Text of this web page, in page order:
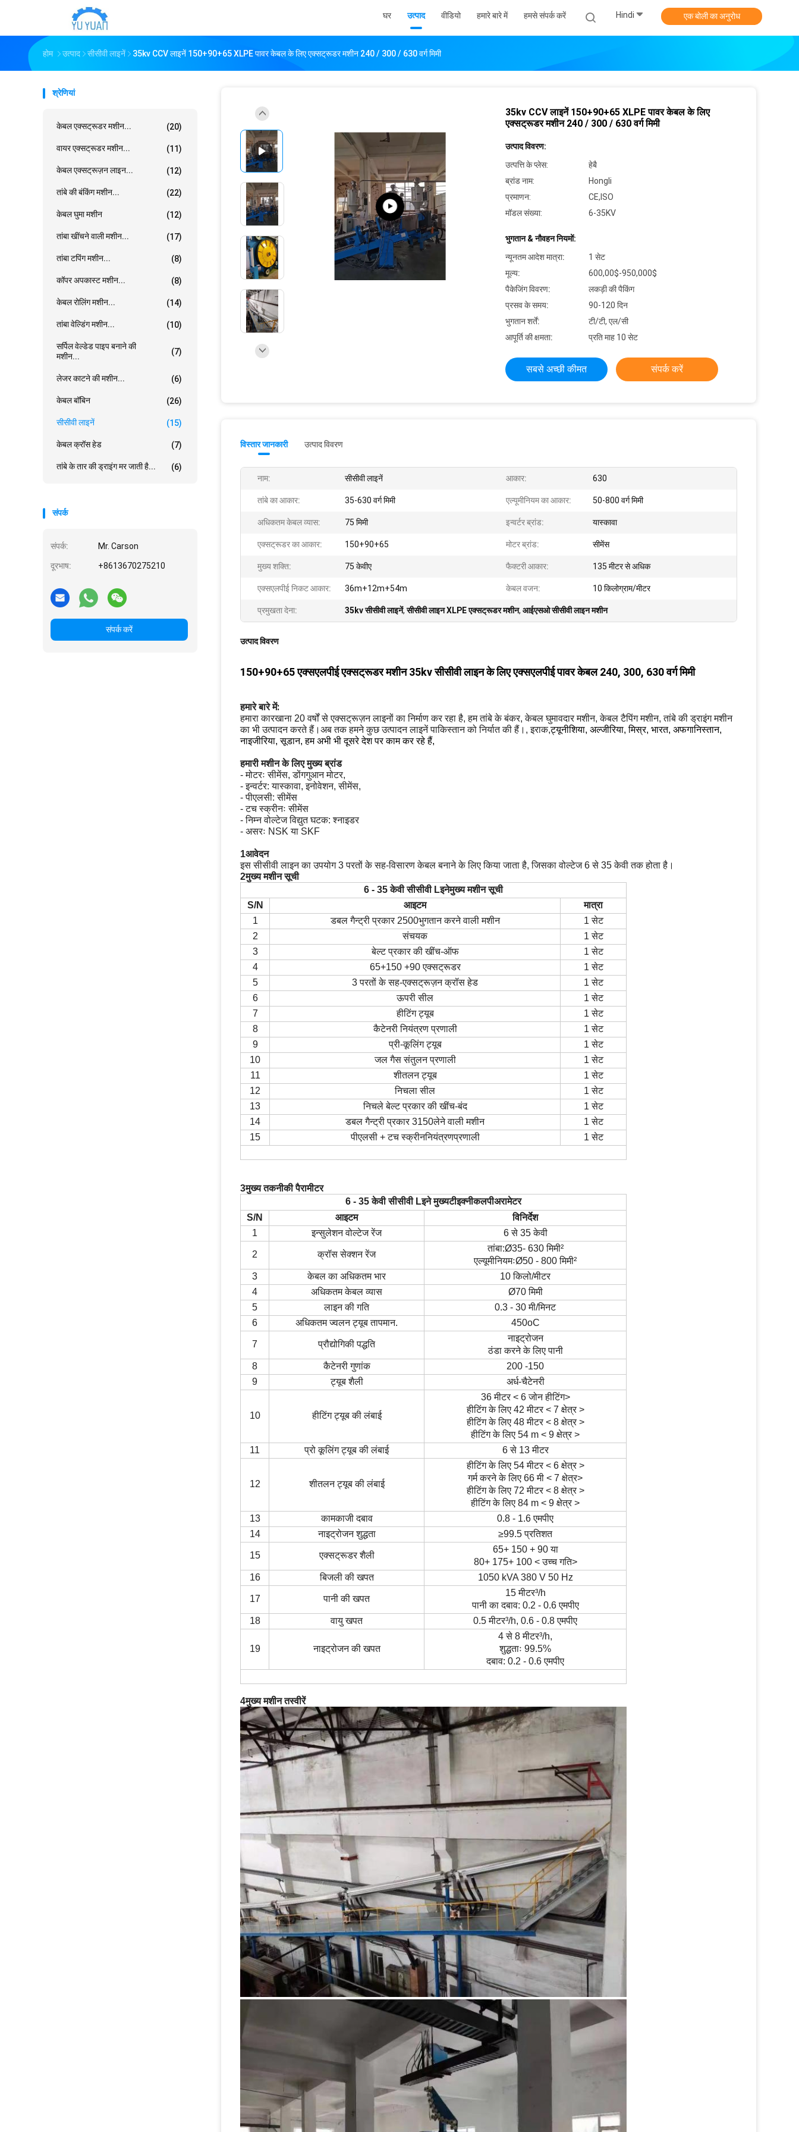
घर उत्पाद वीडियो हमारे बारे में हमसे संपर्क करें Hindi एक बोली का अनुरोध
होम उत्पाद सीसीवी लाइनें 35kv CCV लाइनें 150+90+65 XLPE पावर केबल के लिए एक्सट्रूडर मशीन 240 / 300 / 630 वर्ग मिमी
श्रेणियां
केबल एक्सट्रूडर मशीन... (20)
वायर एक्सट्रूडर मशीन... (11)
केबल एक्सट्रूज़न लाइन... (12)
तांबे की बंकिंग मशीन... (22)
केबल घुमा मशीन (12)
तांबा खींचने वाली मशीन... (17)
तांबा टपिंग मशीन... (8)
कॉपर अपकास्ट मशीन... (8)
केबल रोलिंग मशीन... (14)
तांबा वेल्डिंग मशीन... (10)
सर्पिल वेल्डेड पाइप बनाने की
मशीन...
(7)
लेजर काटने की मशीन... (6)
केबल बॉबिन (26)
सीसीवी लाइनें (15)
केबल क्रॉस हेड (7)
तांबे के तार की ड्राइंग मर जाती है... (6)
संपर्क
संपर्क: Mr. Carson
दूरभाष: +8613670275210
संपर्क करें
35kv CCV लाइनें 150+90+65 XLPE पावर केबल के लिए
एक्सट्रूडर मशीन 240 / 300 / 630 वर्ग मिमी
उत्पाद विवरण:
उत्पत्ति के प्लेस:
हेबै
ब्रांड नाम:
Hongli
प्रमाणन:
CE,ISO
मॉडल संख्या:
6-35KV
भुगतान & नौवहन नियमों:
न्यूनतम आदेश मात्रा:
1 सेट
मूल्य:
600,00$-950,000$
पैकेजिंग विवरण:
लकड़ी की पैकिंग
प्रसव के समय:
90-120 दिन
भुगतान शर्तें:
टी/टी, एल/सी
आपूर्ति की क्षमता:
प्रति माह 10 सेट
सबसे अच्छी कीमत संपर्क करें
विस्तार जानकारी उत्पाद विवरण
नाम: सीसीवी लाइनें आकार: 630
तांबे का आकार: 35-630 वर्ग मिमी एल्यूमीनियम का आकार: 50-800 वर्ग मिमी
अधिकतम केबल व्यास: 75 मिमी इन्वर्टर ब्रांड: यास्कावा
एक्सट्रूडर का आकार: 150+90+65 मोटर ब्रांड: सीमेंस
मुख्य शक्ति: 75 केवीए फैक्टरी आकार: 135 मीटर से अधिक
एक्सएलपीई निकट आकार: 36m+12m+54m केबल वजन: 10 किलोग्राम/मीटर
प्रमुखता देना: 35kv सीसीवी लाइनें,सीसीवी लाइन XLPE एक्सट्रूडर मशीन, आईएसओ सीसीवी लाइन मशीन
उत्पाद विवरण
150+90+65 एक्सएलपीई एक्सट्रूडर मशीन 35kv सीसीवी लाइन के लिए एक्सएलपीई पावर केबल 240, 300, 630 वर्ग मिमी
हमारे बारे में:
हमारा कारखाना 20 वर्षों से एक्सट्रूज़न लाइनों का निर्माण कर रहा है, हम तांबे के बंकर, केबल घुमावदार मशीन, केबल टैपिंग मशीन, तांबे की ड्राइंग मशीन
का भी उत्पादन करते हैं।अब तक हमने कुछ उत्पादन लाइनें पाकिस्तान को निर्यात की हैं।, इराक,ट्यूनीशिया, अल्जीरिया, मिस्र, भारत, अफगानिस्तान,
नाइजीरिया, सूडान, हम अभी भी दूसरे देश पर काम कर रहे हैं,
हमारी मशीन के लिए मुख्य ब्रांड
- मोटरः सीमेंस, डोंगगुआन मोटर,
- इन्वर्टर: यास्कावा, इनोवेशन, सीमेंस,
- पीएलसी: सीमेंस
- टच स्क्रीनः सीमेंस
- निम्न वोल्टेज विद्युत घटक: श्नाइडर
- असरः NSK या SKF
1आवेदन
इस सीसीवी लाइन का उपयोग 3 परतों के सह-विसारण केबल बनाने के लिए किया जाता है, जिसका वोल्टेज 6 से 35 केवी तक होता है।
2मुख्य मशीन सूची
6 - 35 केवी सीसीवी Lइनेमुख्य मशीन सूची
S/N
आइटम
मात्रा
1
डबल गैन्ट्री प्रकार 2500भुगतान करने वाली मशीन
1 सेट
2
संचयक
1 सेट
3
बेल्ट प्रकार की खींच-ऑफ
1 सेट
4
65+150 +90 एक्सट्रूडर
1 सेट
5
3 परतों के सह-एक्सट्रूज़न क्रॉस हेड
1 सेट
6
ऊपरी सील
1 सेट
7
हीटिंग ट्यूब
1 सेट
8
कैटेनरी नियंत्रण प्रणाली
1 सेट
9
प्री-कूलिंग ट्यूब
1 सेट
10
जल गैस संतुलन प्रणाली
1 सेट
11
शीतलन ट्यूब
1 सेट
12 निचला सील
1 सेट
13
निचले बेल्ट प्रकार की खींच-बंद
1 सेट
14 डबल गैन्ट्री प्रकार 3150लेने वाली मशीन
1 सेट
15 पीएलसी + टच स्क्रीननियंत्रणप्रणाली 1 सेट
3मुख्य तकनीकी पैरामीटर
6 - 35 केवी सीसीवी Lइने मुख्यटीइक्नीकलपीअरामेटर
S/N
आइटम
विनिर्देश
1
इन्सुलेशन वोल्टेज रेंज 6 से 35 केवी
2 क्रॉस सेक्शन रेंज
तांबा:Ø35- 630 मिमी²
एल्यूमीनियमःØ50 - 800 मिमी²
3
केबल का अधिकतम भार
10 किलो/मीटर
4
अधिकतम केबल व्यास Ø70 मिमी
5
लाइन की गति
0.3 - 30 मी/मिनट
6
अधिकतम ज्वलन ट्यूब तापमान. 450oC
7 प्रौद्योगिकी पद्धति
नाइट्रोजन
ठंडा करने के लिए पानी
8
कैटेनरी गुणांक
200 -150
9
ट्यूब शैली अर्ध-चैटेनरी
10 हीटिंग ट्यूब की लंबाई
36 मीटर < 6 जोन हीटिंग>
हीटिंग के लिए 42 मीटर < 7 क्षेत्र >
हीटिंग के लिए 48 मीटर < 8 क्षेत्र >
हीटिंग के लिए 54 m < 9 क्षेत्र >
11 प्रो कूलिंग ट्यूब की लंबाई 6 से 13 मीटर
12 शीतलन ट्यूब की लंबाई
हीटिंग के लिए 54 मीटर < 6 क्षेत्र >
गर्म करने के लिए 66 मी < 7 क्षेत्र>
हीटिंग के लिए 72 मीटर < 8 क्षेत्र >
हीटिंग के लिए 84 m < 9 क्षेत्र >
13 कामकाजी दबाव
0.8 - 1.6 एमपीए
14
नाइट्रोजन शुद्धता ≥99.5 प्रतिशत
15 एक्सट्रूडर शैली
65+ 150 + 90 या
80+ 175+ 100 < उच्च गति>
16
बिजली की खपत 1050 kVA 380 V 50 Hz
17 पानी की खपत
15 मीटर³/h
पानी का दबाव: 0.2 - 0.6 एमपीए
18
वायु खपत 0.5 मीटर³/h, 0.6 - 0.8 एमपीए
19 नाइट्रोजन की खपत
4 से 8 मीटर³/h,
शुद्धताः 99.5%
दबाव: 0.2 - 0.6 एमपीए
4मुख्य मशीन तस्वीरें